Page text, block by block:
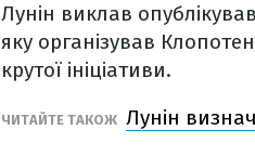
Лунін виклав
яку організував
крутої ініціативи.
ЧИТАЙТЕ ТАКОЖ Лунін